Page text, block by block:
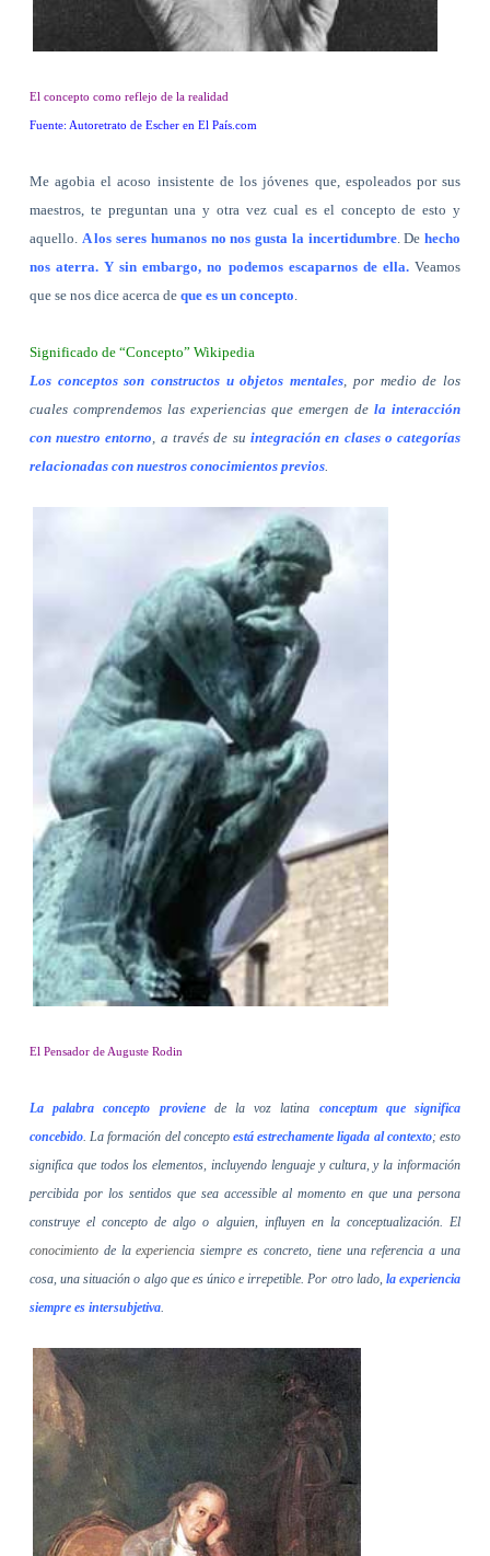
El concepto como reflejo de la realidad
Fuente: Autoretrato de Escher en El País.com
Me agobia el acoso insistente de los jóvenes que, espoleados por sus
maestros, te preguntan una y otra vez cual es el concepto de esto y
aquello. A los seres humanos no nos gusta la incertidumbre. Dehecho
nos aterra. Y sin embargo, no podemos escaparnos de ella. Veamos
que se nos dice acerca de que es un concepto
Significado de “Concepto” Wikipedia
Los conceptos son constructos u objetos mentales , por medio de los
cuales comprendemos las experiencias que emergen dela interacción
con nuestro entorno , a través de su integración en clases o categorías
relacionadas con nuestros conocimientos previos.
El Pensador de Auguste Rodin
La palabra concepto provienede la voz latina conceptumque significa
concebido. La formación del concepto está estrechamente ligada al contexto; esto
significa que todos los elementos, incluyendo lenguaje y cultura, y la información
percibida por los sentidos que sea accessible al momento en que una persona
construye el concepto de algo o alguien, influyen en la conceptualización. El
conocimientode laexperiencia siempre es concreto, tiene una referencia a una
cosa, una situación o algo que es único e irrepetible. Por otro lado, la experiencia
siempre es intersubjetiva.